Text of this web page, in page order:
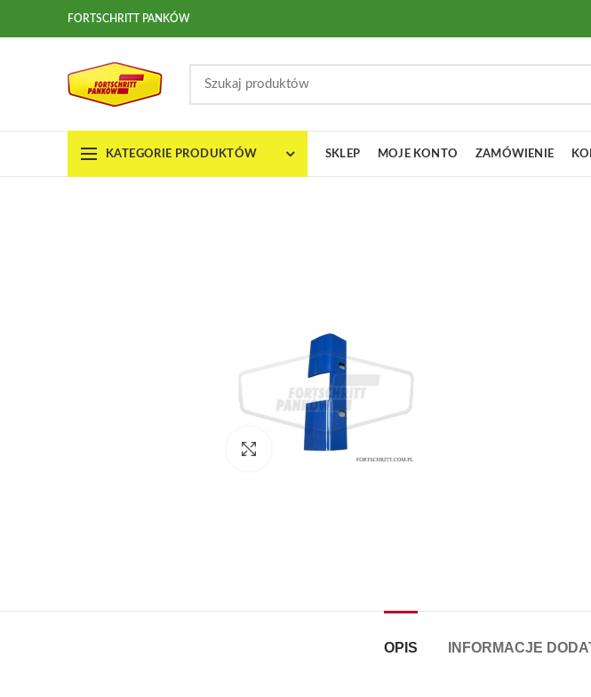
FORTSCHRITT PANKÓW
KATEGORIE PRODUKTÓW SKLEP MOJE KONTO ZAMÓWIENIE
Kliknij, aby powiększyć
OPIS INFORMACJE